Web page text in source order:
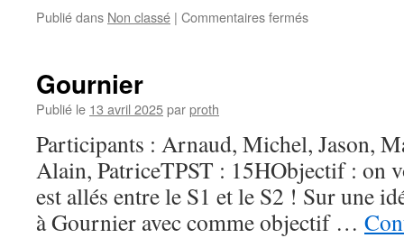
Publié dans Non classé | Commentaires ferméssur
Gournier
Publié le 13 avril 2025parproth
Participants : Arnaud, Michel, Jason,
Alain, PatriceTPST : 15HObjectif : on
est allés entre le S1 et le S2 ! Sur une
à Gournier avec comme objectif …